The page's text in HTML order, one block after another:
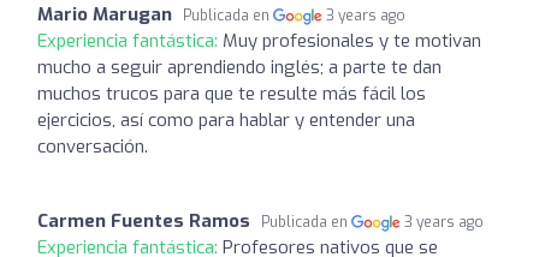
Mario Marugan Publicada en 3 years ago
Experiencia fantástica: Muy profesionales y te motivan
mucho a seguir aprendiendo inglés; a parte te dan
muchos trucos para que te resulte más fácil los
ejercicios, así como para hablar y entender una
conversación.
Carmen Fuentes Ramos Publicada en 3 years ago
Experiencia fantástica: Profesores nativos que se